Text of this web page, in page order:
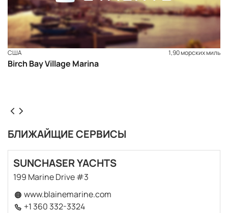
США 1,90 морских миль
Birch Bay Village Marina
БЛИЖАЙЩИЕ СЕРВИСЫ
SUNCHASER YACHTS
199 Marine Drive #3
www.blainemarine.com
+1 360 332-3324